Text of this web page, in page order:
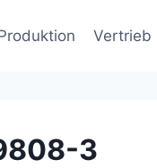
Vertrieb
3